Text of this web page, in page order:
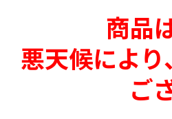
商品
悪天候によ
ご